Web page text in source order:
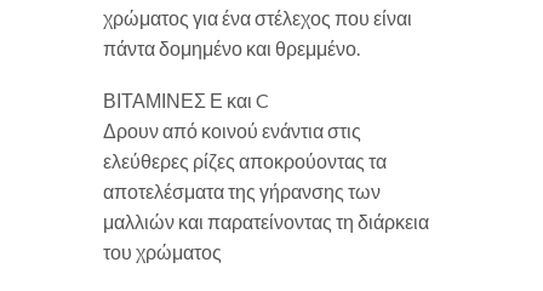
χρώματος για ένα στέλεχος που είναι
πάντα δομημένο και θρεμμένο.
ΒΙΤΑΜΙΝΕΣ Ε και C
Δρουν από κοινού ενάντια στις
ελεύθερες ρίζες αποκρούοντας τα
αποτελέσματα της γήρανσης των
μαλλιών και παρατείνοντας τη διάρκεια
του χρώματος